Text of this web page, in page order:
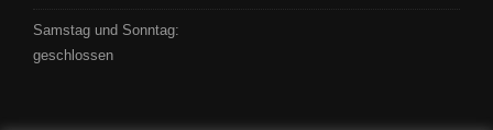
Samstag und Sonntag:
geschlossen